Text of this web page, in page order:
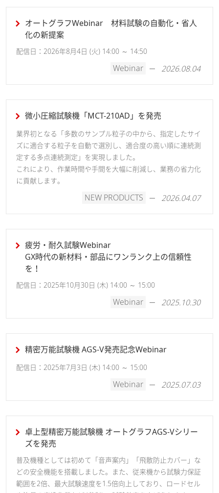
オートグラフWebinar 材料試験の自動化・省人
化の新提案
配信日：2026年8月4日 (火) 14:00 ～ 14:50
Webinar 2026.08.04
微小圧縮試験機「MCT-210AD」を発売
業界初となる「多数のサンプル粒子の中から、指定したサイ
ズに適合する粒子を自動で選別し、適合度の高い順に連続測
定する多点連続測定」を実現しました。
これにより、作業時間や手間を大幅に削減し、業務の省力化
に貢献します。
NEW PRODUCTS 2026.04.07
疲労・耐久試験Webinar
GX時代の新材料・部品にワンランク上の信頼性
を！
配信日：2025年10月30日 (木) 14:00 ～ 15:00
Webinar 2025.10.30
精密万能試験機 AGS-V発売記念Webinar
配信日：2025年7月3日 (木) 14:00 ～ 15:00
Webinar 2025.07.03
卓上型精密万能試験機 オートグラフAGS-Vシリー
ズを発売
普及機種としては初めて「音声案内」「飛散防止カバー」な
どの安全機能を搭載しました。また、従来機から試験力保証
範囲を2倍、最大試験速度を1.5倍向上しており、ロードセル